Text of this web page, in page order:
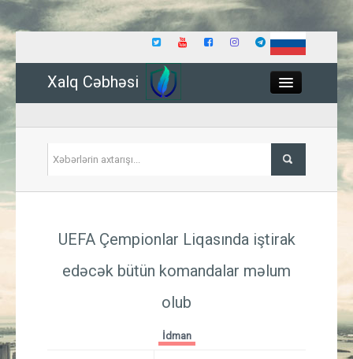
Xalq Cəbhəsi
İqtisadiyyat
UEFA Çempionlar Liqasında iştirak
edəcək bütün komandalar məlum
olub
İdman